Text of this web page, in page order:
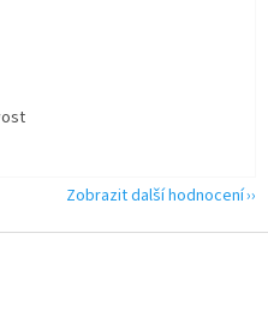
5 z 5 hvězdiček.
Zobrazit další hodnocení